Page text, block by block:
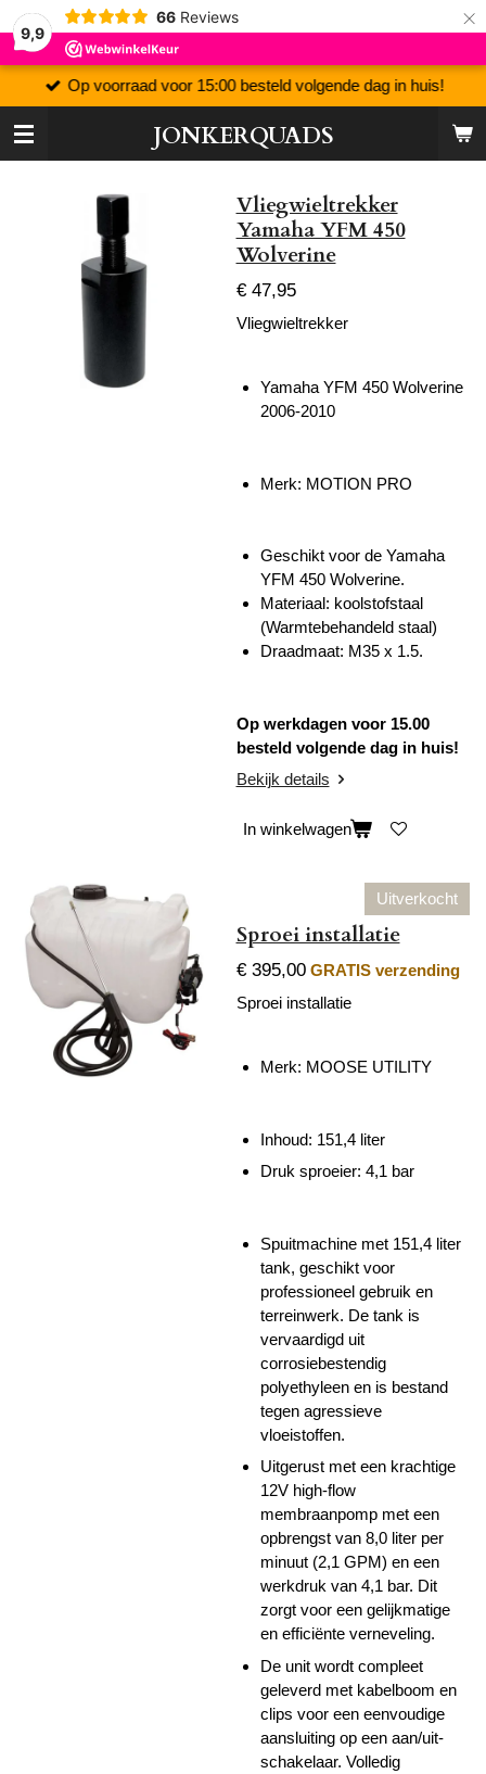
9,9
66 Reviews ×
JONKERQUADS
Op voorraad voor 15:00 besteld volgende dag in huis!
Vliegwieltrekker
Yamaha YFM 450
Wolverine
€ 47,95
Vliegwieltrekker
Yamaha YFM 450 Wolverine
2006-2010
Merk: MOTION PRO
Geschikt voor de Yamaha
YFM 450 Wolverine.
Materiaal: koolstofstaal
(Warmtebehandeld staal)
Draadmaat: M35 x 1.5.
Op werkdagen voor 15.00
besteld volgende dag in huis!
Bekijk details
In winkelwagen
Uitverkocht
Sproei installatie
€ 395,00 GRATIS verzending
Sproei installatie
Merk: MOOSE UTILITY
Inhoud: 151,4 liter
Druk sproeier: 4,1 bar
Spuitmachine met 151,4 liter
tank, geschikt voor
professioneel gebruik en
terreinwerk. De tank is
vervaardigd uit
corrosiebestendig
polyethyleen en is bestand
tegen agressieve
vloeistoffen.
Uitgerust met een krachtige
12V high-flow
membraanpomp met een
opbrengst van 8,0 liter per
minuut (2,1 GPM) en een
werkdruk van 4,1 bar. Dit
zorgt voor een gelijkmatige
en efficiënte verneveling.
De unit wordt compleet
geleverd met kabelboom en
clips voor een eenvoudige
aansluiting op een aan/uit-
schakelaar. Volledig